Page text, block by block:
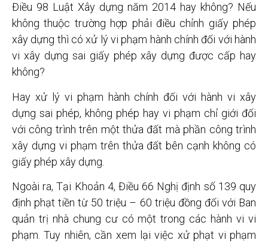
Điều 98 Luật Xây dựng năm 2014 hay không? Nếu
không thuộc trường hợp phải điều chỉnh giấy phép
xây dựng thì có xử lý vi phạm hành chính đối với hành
vi xây dựng sai giấy phép xây dựng được cấp hay
không?
Hay xử lý vi phạm hành chính đối với hành vi xây
dựng sai phép, không phép hay vi phạm chỉ giới đối
với công trình trên một thửa đất mà phần công trình
xây dựng vi phạm trên thửa đất bên cạnh không có
giấy phép xây dựng.
Ngoài ra, Tại Khoản 4, Điều 66 Nghị định số 139 quy
định phạt tiền từ 50 triệu – 60 triệu đồng đối với Ban
quản trị nhà chung cư có một trong các hành vi vi
phạm. Tuy nhiên, cần xem lại việc xử phạt vi phạm